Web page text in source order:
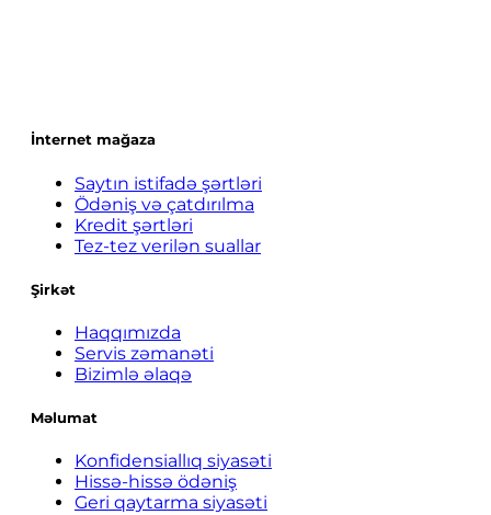
İnternet mağaza
Saytın istifadə şərtləri
Ödəniş və çatdırılma
Kredit şərtləri
Tez-tez verilən suallar
Şirkət
Haqqımızda
Servis zəmanəti
Bizimlə əlaqə
Məlumat
Konfidensiallıq siyasəti
Hissə-hissə ödəniş
Geri qaytarma siyasəti